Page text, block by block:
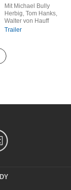
Mit Michael Bully
Herbig, Tom Hanks,
Walter von Hauff
Trailer